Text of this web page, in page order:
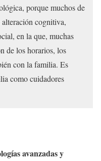
porque muchos de
cognitiva,
en la que, muchas
de los horarios, los
con la familia. Es
como cuidadores
avanzadas y